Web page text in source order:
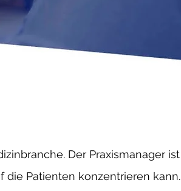
Der Praxismanager ist
die Patienten konzentrieren kann.